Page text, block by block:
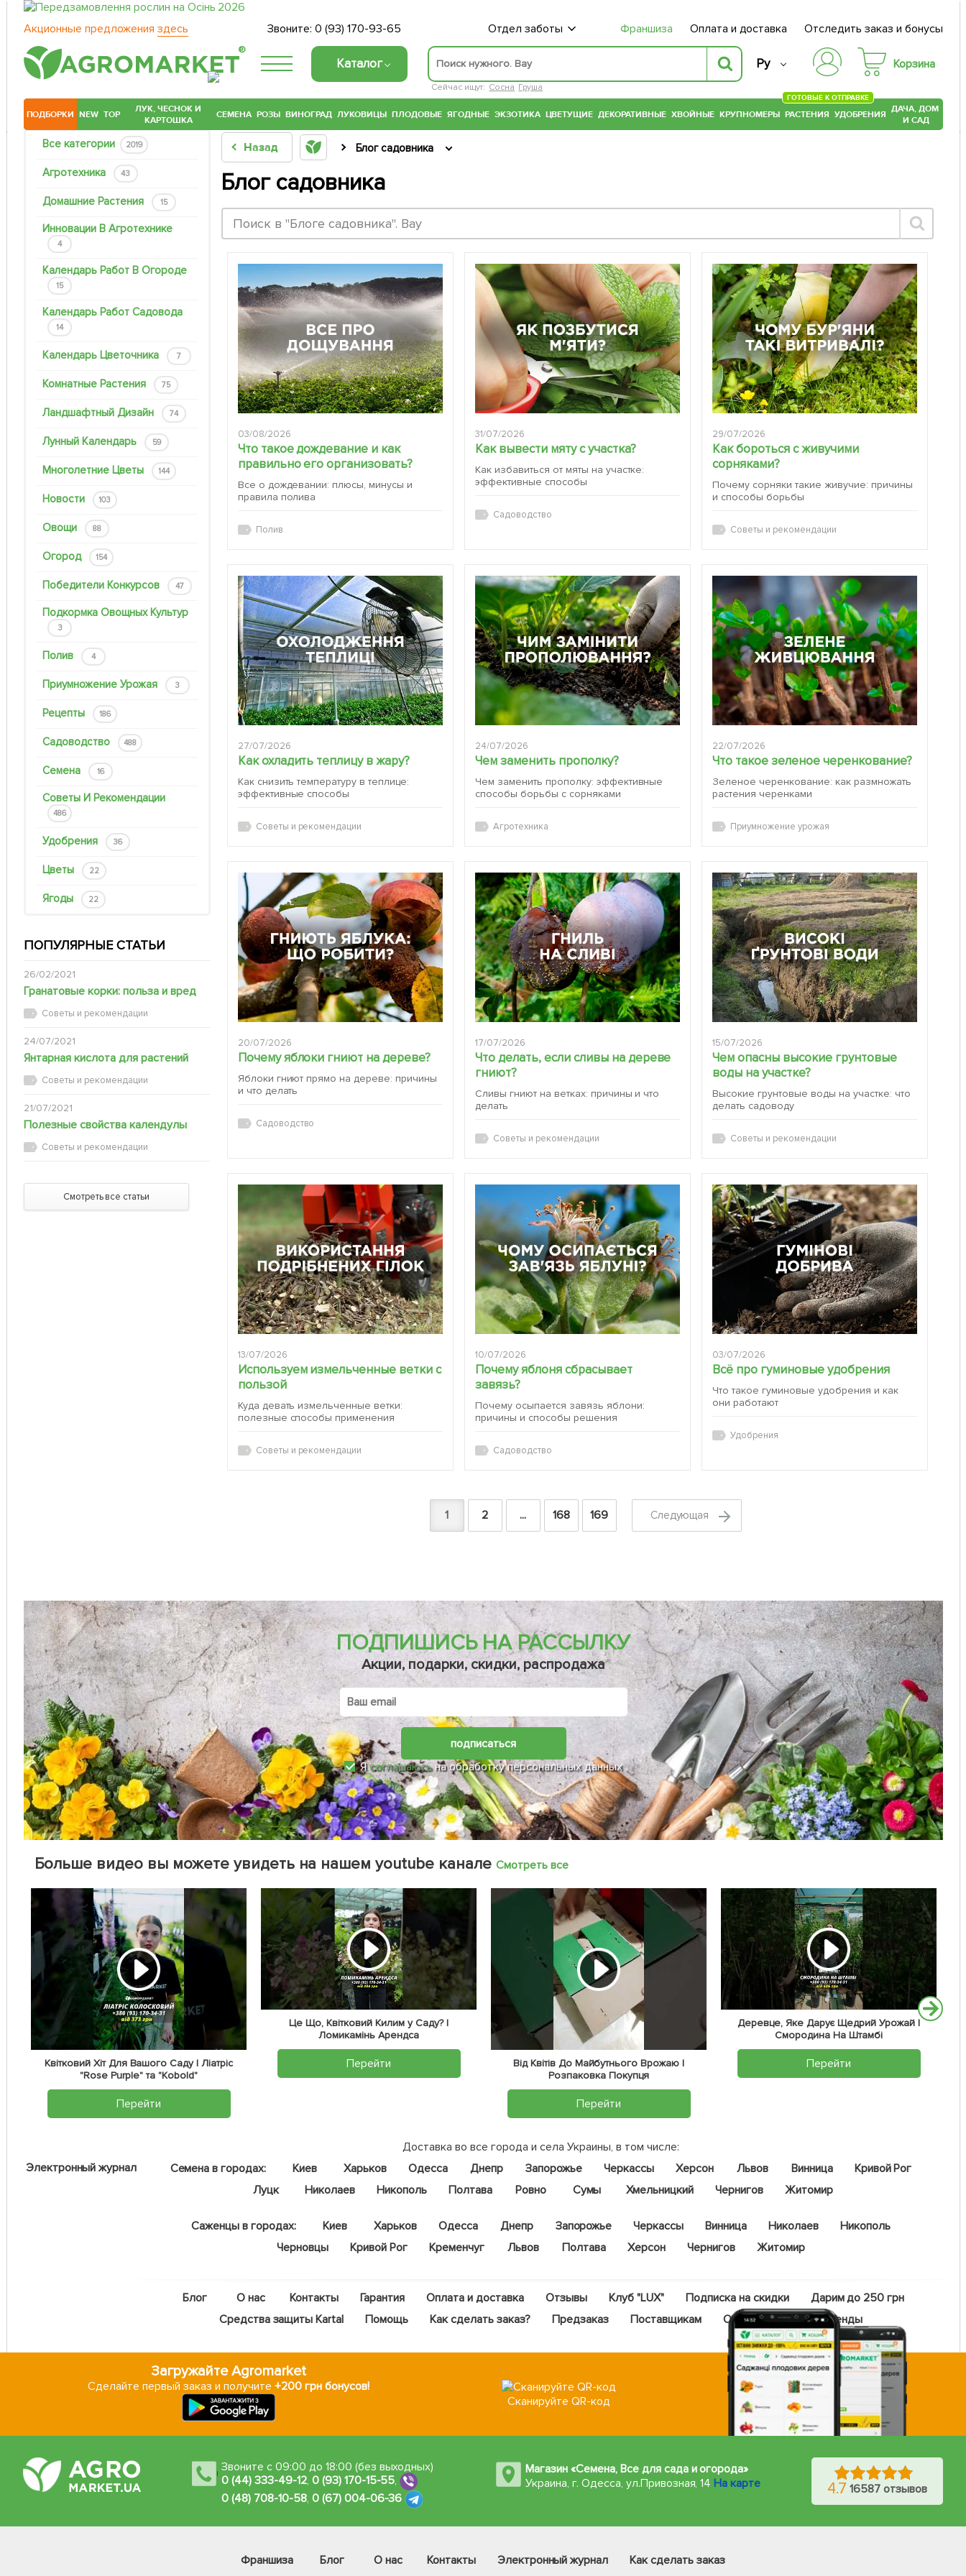
Акционные предложения здесь Звоните:0 (93) 170-93-65 Отдел заботы Франшиза Оплата и доставка Отследить заказ и бонусы
®
Каталог
Сейчас ищут: Сосна Груша
Ру Корзина
ПОДБОРКИ NEW TOP
ЛУК, ЧЕСНОК И
КАРТОШКА
СЕМЕНА РОЗЫ ВИНОГРАД ЛУКОВИЦЫ ПЛОДОВЫЕ ЯГОДНЫЕ ЭКЗОТИКА ЦВЕТУЩИЕ ДЕКОРАТИВНЫЕ ХВОЙНЫЕ КРУПНОМЕРЫ РАСТЕНИЯ
ГОТОВЫЕ К ОТПРАВКЕ
УДОБРЕНИЯ ДАЧА, ДОМ
И САД
Все категории 2019
Агротехника 43
Домашние Растения 15
Инновации В Агротехнике
4
Календарь Работ В Огороде
15
Календарь Работ Садовода
14
Календарь Цветочника 7
Комнатные Растения 75
Ландшафтный Дизайн 74
Лунный Календарь 59
Многолетние Цветы 144
Новости 103
Овощи 88
Огород 154
Победители Конкурсов 47
Подкормка Овощных Культур
3
Полив 4
Приумножение Урожая 3
Рецепты 186
Садоводство 488
Семена 16
Советы И Рекомендации
486
Удобрения 36
Цветы 22
Ягоды 22
ПОПУЛЯРНЫЕ СТАТЬИ
26/02/2021
Гранатовые корки: польза и вред
Советы и рекомендации
24/07/2021
Янтарная кислота для растений
Советы и рекомендации
21/07/2021
Полезные свойства календулы
Советы и рекомендации
Смотреть все статьи
Назад Блог садовника
Блог садовника
03/08/2026
Что такое дождевание и как
правильно его организовать?
Все о дождевании: плюсы, минусы и
правила полива
Полив
31/07/2026
Как вывести мяту с участка?
Как избавиться от мяты на участке:
эффективные способы
Садоводство
29/07/2026
Как бороться с живучими
сорняками?
Почему сорняки такие живучие: причины
и способы борьбы
Советы и рекомендации
27/07/2026
Как охладить теплицу в жару?
Как снизить температуру в теплице:
эффективные способы
Советы и рекомендации
24/07/2026
Чем заменить прополку?
Чем заменить прополку: эффективные
способы борьбы с сорняками
Агротехника
22/07/2026
Что такое зеленое черенкование?
Зеленое черенкование: как размножать
растения черенками
Приумножение урожая
20/07/2026
Почему яблоки гниют на дереве?
Яблоки гниют прямо на дереве: причины
и что делать
Садоводство
17/07/2026
Что делать, если сливы на дереве
гниют?
Сливы гниют на ветках: причины и что
делать
Советы и рекомендации
15/07/2026
Чем опасны высокие грунтовые
воды на участке?
Высокие грунтовые воды на участке: что
делать садоводу
Советы и рекомендации
13/07/2026
Используем измельченные ветки с
пользой
Куда девать измельченные ветки:
полезные способы применения
Советы и рекомендации
10/07/2026
Почему яблоня сбрасывает
завязь?
Почему осыпается завязь яблони:
причины и способы решения
Садоводство
03/07/2026
Всё про гуминовые удобрения
Что такое гуминовые удобрения и как
они работают
Удобрения
1 2 ... 168 169 Cледующая
ПОДПИШИСЬ НА РАССЫЛКУ
Акции, подарки, скидки, распродажа
подписаться
Ясоглашаюсьна обработку персональных данных
Больше видео вы можете увидеть на нашем youtube каналеСмотреть все
Квітковий Хіт Для Вашого Саду | Ліатріс
"Rose Purple" та "Kobold"
Перейти
Це Що, Квітковий Килим у Саду? |
Ломикамінь Арендса
Перейти
Від Квітів До Майбутнього Врожаю |
Розпаковка Покупця
Перейти
Деревце, Яке Дарує Щедрий Урожай |
Смородина На Штамбі
Перейти
Электронный журнал
Доставка во все города и села Украины, в том числе:
Семена в городах:
Киев Харьков Одесса Днепр Запорожье Черкассы Херсон Львов Винница
Кривой Рог
Луцк
Николаев Никополь Полтава Ровно Сумы Хмельницкий Чернигов Житомир
Саженцы в городах: Киев Харьков Одесса Днепр Запорожье Черкассы Винница Николаев
Никополь
Черновцы
Кривой Рог Кременчуг Львов Полтава Херсон Чернигов Житомир
Блог О нас Контакты Гарантия Оплата и доставка Отзывы Клуб "LUX" Подписка на скидки
Дарим до 250 грн
Средства защиты Kartal
Помощь Как сделать заказ? Предзаказ Поставщикам Оптовый прайс Бренды
Загружайте Agromarket
Сделайте первый заказ и получите +200 грн бонусов!
Сканируйте QR-код
Звоните с 09:00 до 18:00 (без выходных)
0 (44) 333-49-12, 0 (93) 170-15-55,
0 (48) 708-10-58, 0 (67) 004-06-36
Магазин «Семена, Все для сада и огорода»
Украина, г. Одесса, ул.Привозная, 14 На карте 4.7 16587 отзывов
Франшиза Блог О нас Контакты Электронный журнал Как сделать заказ
Фейсбук